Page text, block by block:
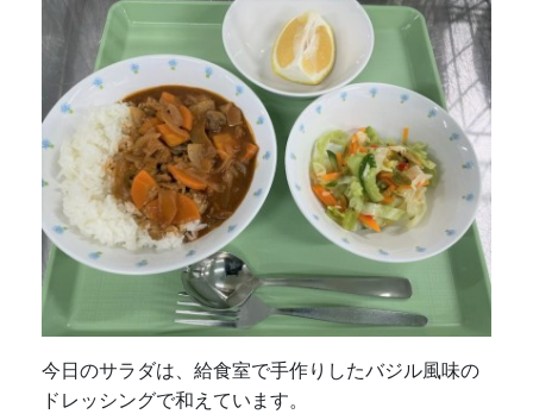
今日のサラダは、給食室で手作りしたバジル風味の
ドレッシングで和えています。